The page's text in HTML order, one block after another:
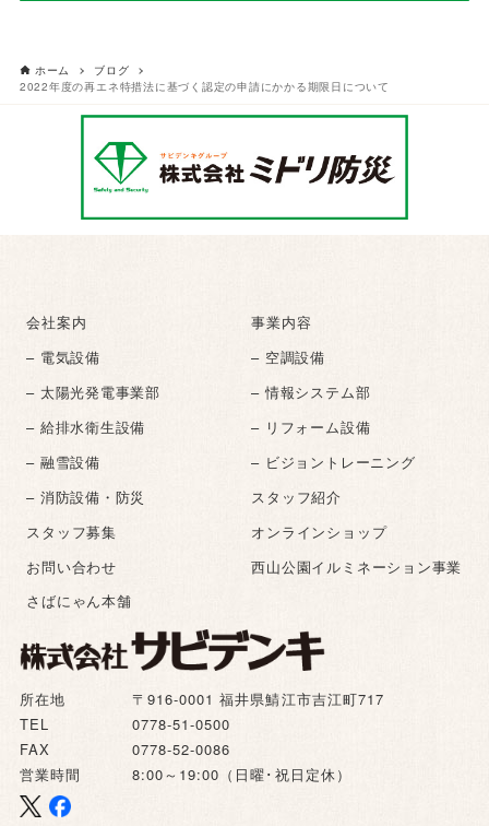
ホーム
ブログ
2022年度の再エネ特措法に基づく認定の申請にかかる期限日について
所在地
〒916-0001 福井県鯖江市吉江町717
TEL
0778-51-0500
FAX
0778-52-0086
営業時間
8:00～19:00（日曜･祝日定休）
会社案内
事業内容
– 電気設備
– 空調設備
– 太陽光発電事業部
– 情報システム部
– 給排水衛生設備
– リフォーム設備
– 融雪設備
– ビジョントレーニング
– 消防設備・防災
スタッフ紹介
スタッフ募集
オンラインショップ
お問い合わせ
西山公園イルミネーション事業
さばにゃん本舗